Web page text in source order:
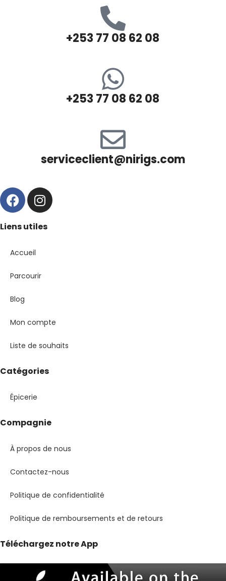
+253 77 08 62 08
+253 77 08 62 08
serviceclient@nirigs.com
Liens utiles
Accueil
Parcourir
Blog
Mon compte
Liste de souhaits
Catégories
Épicerie
Compagnie
À propos de nous
Contactez-nous
Politique de confidentialité
Politique de remboursements et de retours
Téléchargez notre App